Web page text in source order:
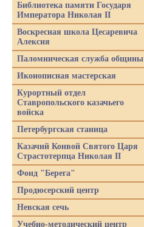
Библиотека памяти Государя
Императора Николая II
Воскресная школа Цесаревича
Алексия
Паломническая служба общины
Иконописная мастерская
Курортный отдел
Ставропольского казачьего
войска
Петербургская станица
Казачий Конвой Святого Царя
Страстотерпца Николая II
Фонд "Берега"
Продюсерский центр
Невская сечь
Учебно-методический центр